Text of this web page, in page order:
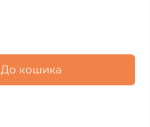
До кошика